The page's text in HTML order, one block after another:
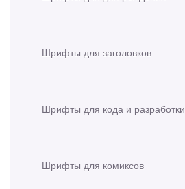
Шрифты для заголовков
Шрифты для кода и разработки
Шрифты для комиксов